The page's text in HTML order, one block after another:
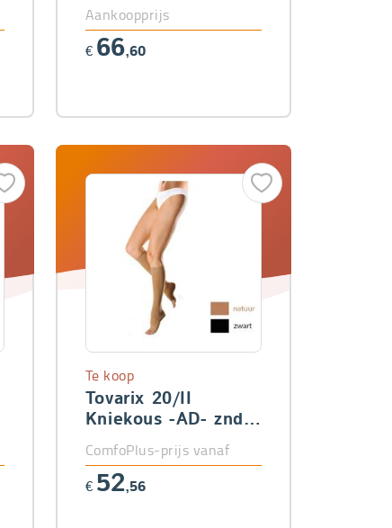
Aankoopprijs
€ 66,60
Tovarix 20/II
Kniekous -AD- znd
teen
Te koop
ComfoPlus-prijs vanaf
€ 52,56